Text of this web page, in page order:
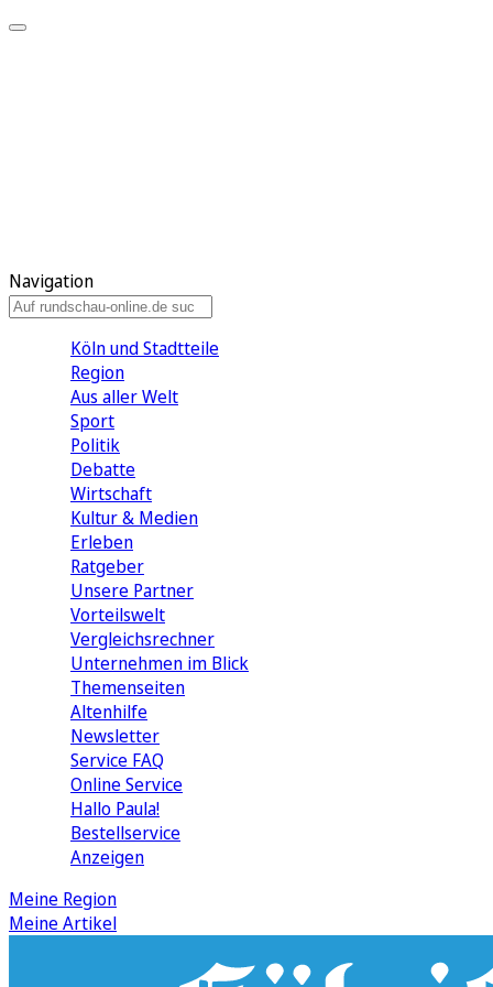
Navigation
Köln und Stadtteile
Region
Aus aller Welt
Sport
Politik
Debatte
Wirtschaft
Kultur & Medien
Erleben
Ratgeber
Unsere Partner
Vorteilswelt
Vergleichsrechner
Unternehmen im Blick
Themenseiten
Altenhilfe
Newsletter
Service FAQ
Online Service
Hallo Paula!
Bestellservice
Anzeigen
Meine Region
Meine Artikel